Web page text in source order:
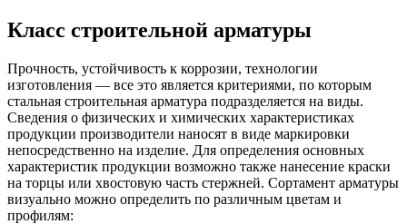
Класс строительной арматуры
Прочность, устойчивость к коррозии, технологии
изготовления — все это является критериями, по которым
стальная строительная арматура подразделяется на виды.
Сведения о физических и химических характеристиках
продукции производители наносят в виде маркировки
непосредственно на изделие. Для определения основных
характеристик продукции возможно также нанесение краски
на торцы или хвостовую часть стержней. Сортамент арматуры
визуально можно определить по различным цветам и
профилям: